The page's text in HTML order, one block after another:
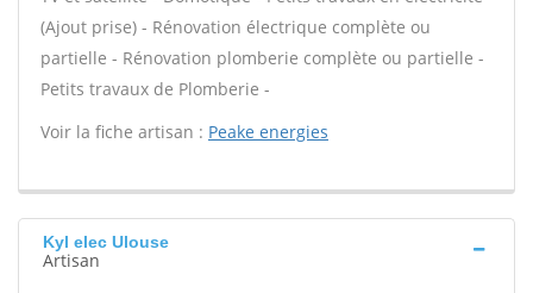
(Ajout prise) - Rénovation électrique complète ou
partielle - Rénovation plomberie complète ou partielle -
Petits travaux de Plomberie -
Voir la fiche artisan : Peake energies
Kyl elec Ulouse
Artisan